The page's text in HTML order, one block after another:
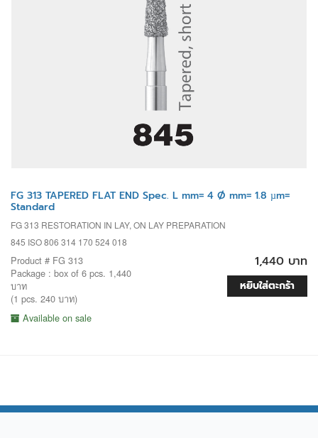
FG 313 TAPERED FLAT END Spec. L mm= 4 Ø mm= 1.8 µm=
Standard
FG 313 RESTORATION IN LAY, ON LAY PREPARATION
845 ISO 806 314 170 524 018
Product # FG 313
Package : box of 6 pcs. 1,440
บาท
(1 pcs. 240 บาท)
Available on sale
1,440 บาท
หยิบใส่ตะกร้า